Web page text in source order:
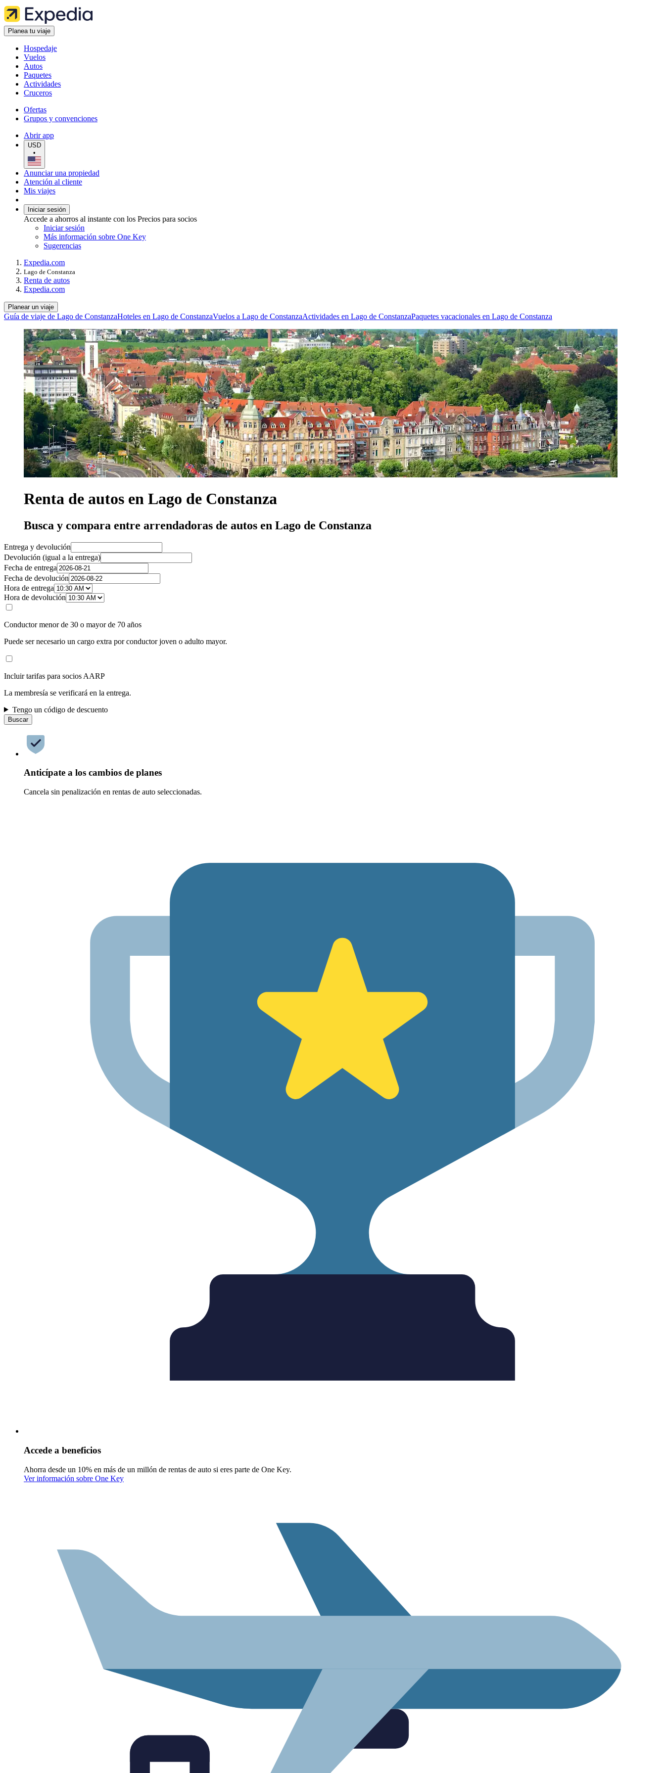
Planea tu viaje
Hospedaje
Vuelos
Autos
Paquetes
Actividades
Cruceros
Ofertas
Grupos y convenciones
Abrir app
USD
•
Anunciar una propiedad
Atención al cliente
Mis viajes
Iniciar sesión
Accede a ahorros al instante con los Precios para socios
Iniciar sesión
Más información sobre One Key
Sugerencias
Expedia.com
Lago de Constanza
Renta de autos
Expedia.com
Planear un viaje
Guía de viaje de Lago de ConstanzaHoteles en Lago de ConstanzaVuelos a Lago de ConstanzaActividades en Lago de ConstanzaPaquetes vacacionales en Lago de Constanza
Renta de autos en Lago de Constanza
Busca y compara entre arrendadoras de autos en Lago de Constanza
Entrega y devolución
Devolución (igual a la entrega)
Fecha de entrega
Fecha de devolución
Hora de entrega
Hora de devolución
Conductor menor de 30 o mayor de 70 años
Puede ser necesario un cargo extra por conductor joven o adulto mayor.
Incluir tarifas para socios AARP
La membresía se verificará en la entrega.
Tengo un código de descuento
Buscar
Anticípate a los cambios de planes
Cancela sin penalización en rentas de auto seleccionadas.
Accede a beneficios
Ahorra desde un 10% en más de un millón de rentas de auto si eres parte de One Key.
Ver información sobre One Key